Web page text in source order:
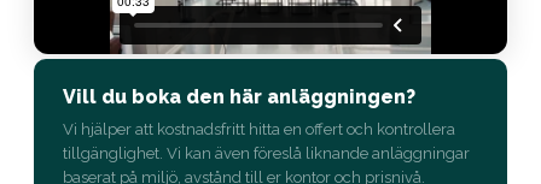
Vill du boka den här anläggningen?
Vi hjälper att kostnadsfritt hitta en offert och kontrollera
tillgänglighet. Vi kan även föreslå liknande anläggningar
baserat på miljö, avstånd till er kontor och prisnivå.